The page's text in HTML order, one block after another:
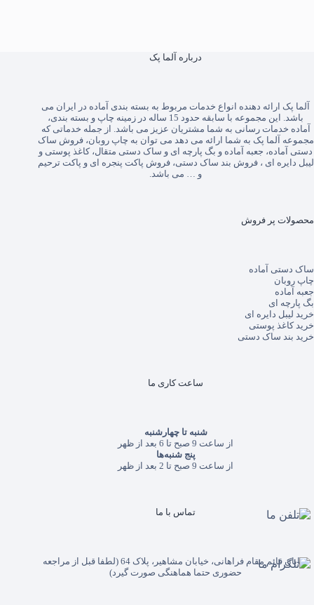
درباره آلما پک
آلما پک ارائه دهنده انواع خدمات مربوط به بسته بندی آماده در ایران می
باشد. این مجموعه با سابقه حدود 15 ساله در زمینه چاپ و بسته بندی،
آماده خدمات رسانی به شما مشتریان عزیز می باشد. از جمله خدماتی که
مجموعه آلما پک به شما ارائه می دهد می توان به چاپ روبان،فروش ساک
دستی آماده، جعبه آماده و بگ پارچه ای و ساک دستی متقال،کاغذ پوستی و
لیبل دایره ای ،فروش بند ساک دستی،فروش پاکت پنجره ای و پاکت ترحیم
و … می باشد.
محصولات پر فروش
ساک دستی آماده
چاپ روبان
جعبه آماده
بگ پارچه ای
خرید لیبل دایره ای
خرید کاغذ پوستی
خرید بند ساک دستی
ساعت کاری ما
شنبه تا چهارشنبه
از ساعت 9 صبح تا 6 بعد از ظهر
پنج شنبه‌ها
از ساعت 9 صبح تا 2 بعد از ظهر
تماس با ما
خیابان قائم مقام فراهانی، خیابان مشاهیر، پلاک 64 (لطفا قبل از مراجعه
حضوری حتما هماهنگی صورت گیرد)